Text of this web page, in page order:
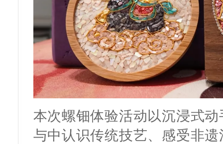
本次螺钿体验活动以沉浸式
与中认识传统技艺、感受非